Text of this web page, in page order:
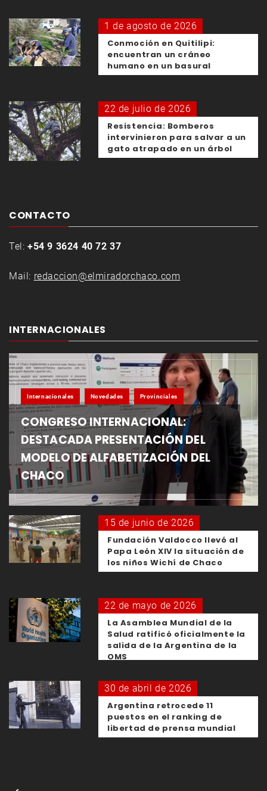
1 de agosto de 2026
Conmoción en Quitilipi:
encuentran un cráneo
humano en un basural
22 de julio de 2026
Resistencia: Bomberos
intervinieron para salvar a un
gato atrapado en un árbol
CONTACTO
Tel: +54 9 3624 40 72 37
Mail: redaccion@elmiradorchaco.com
INTERNACIONALES
Internacionales Novedades Provinciales
CONGRESO INTERNACIONAL:
DESTACADA PRESENTACIÓN DEL
MODELO DE ALFABETIZACIÓN DEL
CHACO
15 de junio de 2026
Fundación Valdocco llevó al
Papa León XIV la situación de
los niños Wichí de Chaco
22 de mayo de 2026
La Asamblea Mundial de la
Salud ratificó oficialmente la
salida de la Argentina de la
OMS
30 de abril de 2026
Argentina retrocede 11
puestos en el ranking de
libertad de prensa mundial